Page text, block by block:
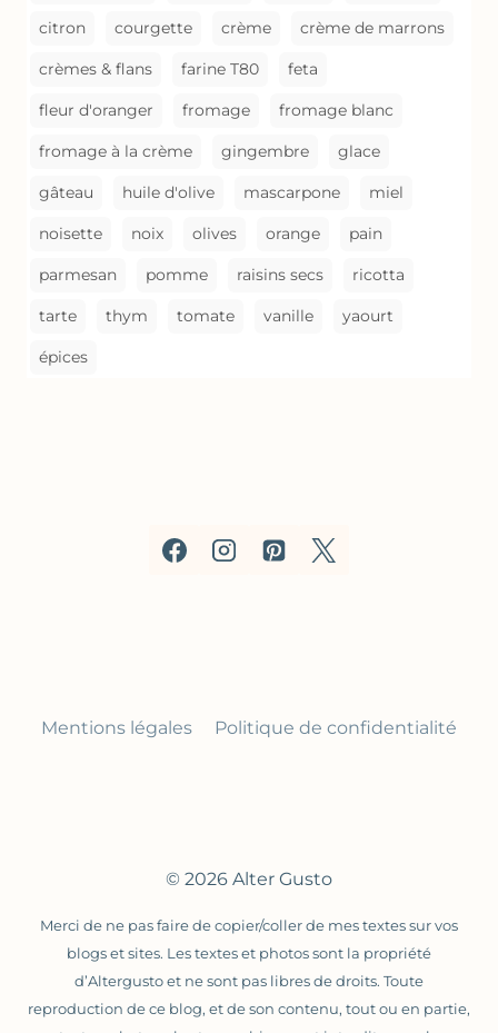
citron courgette crème crème de marrons
crèmes & flans farine T80 feta
fleur d'oranger fromage fromage blanc
fromage à la crème gingembre glace
gâteau huile d'olive mascarpone miel
noisette noix olives orange pain
parmesan pomme raisins secs ricotta
tarte thym tomate vanille yaourt
épices
Mentions légales Politique de confidentialité
© 2026 Alter Gusto
Merci de ne pas faire de copier/coller de mes textes sur vos
blogs et sites. Les textes et photos sont la propriété
d’Altergusto et ne sont pas libres de droits. Toute
reproduction de ce blog, et de son contenu, tout ou en partie,